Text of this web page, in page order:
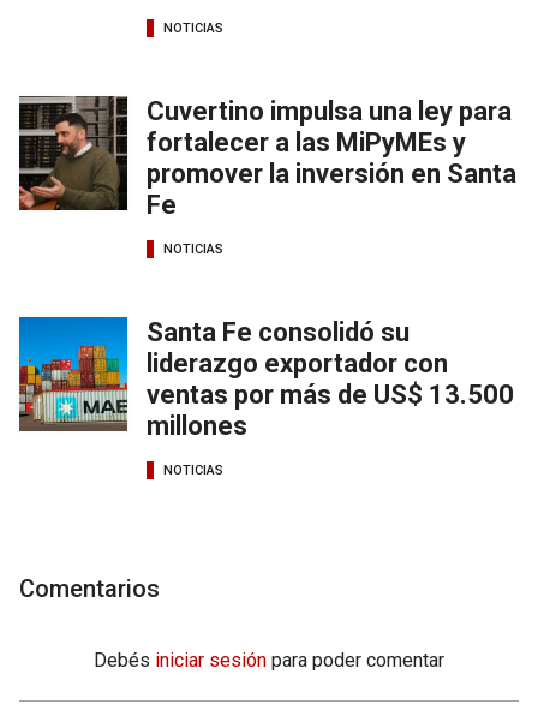
NOTICIAS
Cuvertino impulsa una ley para
fortalecer a las MiPyMEs y
promover la inversión en Santa
Fe
NOTICIAS
Santa Fe consolidó su
liderazgo exportador con
ventas por más de US$ 13.500
millones
NOTICIAS
Comentarios
Debés iniciar sesión para poder comentar